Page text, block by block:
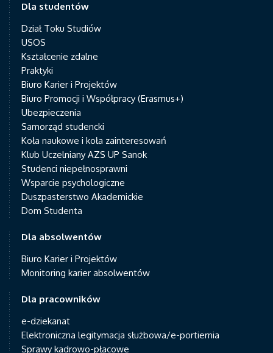
Dla studentów
Dział Toku Studiów
USOS
Kształcenie zdalne
Praktyki
Biuro Karier i Projektów
Biuro Promocji i Współpracy (Erasmus+)
Ubezpieczenia
Samorząd studencki
Koła naukowe i koła zainteresowań
Klub Uczelniany AZS UP Sanok
Studenci niepełnosprawni
Wsparcie psychologiczne
Duszpasterstwo Akademickie
Dom Studenta
Dla absolwentów
Biuro Karier i Projektów
Monitoring karier absolwentów
Dla pracowników
e-dziekanat
Elektroniczna legitymacja służbowa/e-portiernia
Sprawy kadrowo-płacowe